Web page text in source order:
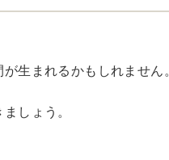
生まれるかもしれません。
しょう。